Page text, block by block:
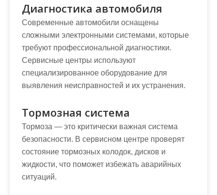
Диагностика автомобиля
Современные автомобили оснащены
сложными электронными системами, которые
требуют профессиональной диагностики.
Сервисные центры используют
специализированное оборудование для
выявления неисправностей и их устранения.
Тормозная система
Тормоза — это критически важная система
безопасности. В сервисном центре проверят
состояние тормозных колодок, дисков и
жидкости, что поможет избежать аварийных
ситуаций.